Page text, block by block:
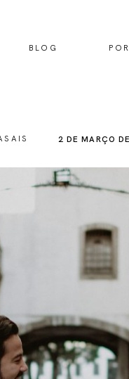
BLOG
2 DE MARÇO